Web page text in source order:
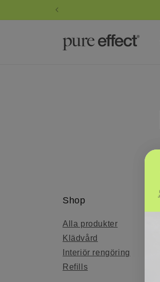
Shop
Alla produkter
Klädvård
Interiör rengöring
Refills